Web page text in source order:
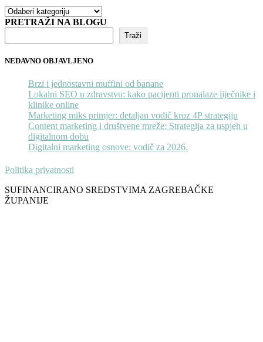
Kategorije
PRETRAŽI NA BLOGU
Traži
NEDAVNO OBJAVLJENO
Brzi i jednostavni muffini od banane
Lokalni SEO u zdravstvu: kako pacijenti pronalaze liječnike i
klinike online
Marketing miks primjer: detaljan vodič kroz 4P strategiju
Content marketing i društvene mreže: Strategija za uspjeh u
digitalnom dobu
Digitalni marketing osnove: vodič za 2026.
Politika privatnosti
SUFINANCIRANO SREDSTVIMA ZAGREBAČKE
ŽUPANIJE